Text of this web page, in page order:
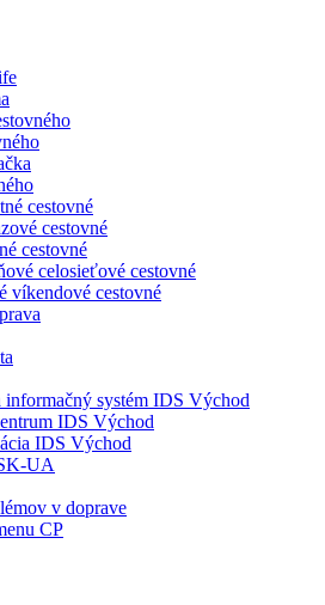
cestovné
cestovné
cestovné
celosieťové cestovné
víkendové cestovné
informačný systém IDS Východ
IDS Východ
IDS Východ
UA
v doprave
CP